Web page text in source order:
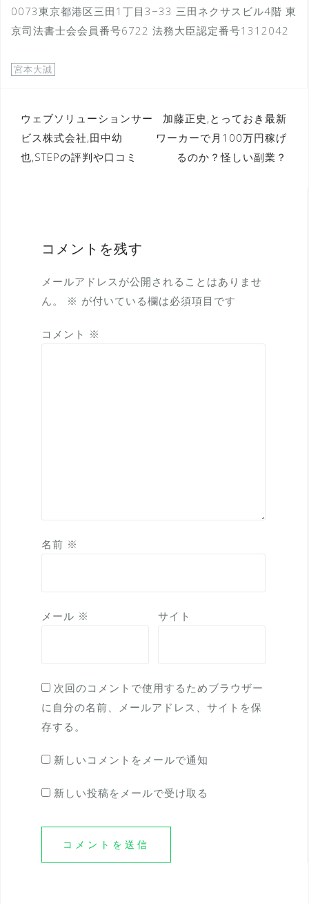
0073東京都港区三田1丁目3−33 三田ネクサスビル4階 東
京司法書士会会員番号6722 法務大臣認定番号1312042
宮本大誠
投
稿
ナ
ウェブソリューションサー
ビス株式会社,田中幼
也,STEPの評判や口コミ
加藤正史,とっておき最新
ワーカーで月100万円稼げ
るのか？怪しい副業？
コメントを残す
メールアドレスが公開されることはありませ
ん。
※ が付いている欄は必須項目です
コメント ※
名前 ※
メール ※ サイト
次回のコメントで使用するためブラウザー
に自分の名前、メールアドレス、サイトを保
存する。
新しいコメントをメールで通知
新しい投稿をメールで受け取る